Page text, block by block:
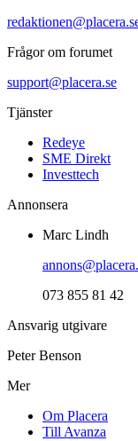
Frågor om forumet
support@placera.se
Tjänster
Redeye
SME Direkt
Investtech
Annonsera
Marc Lindh
073 855 81 42
Ansvarig utgivare
Peter Benson
Mer
Om Placera
Till Avanza